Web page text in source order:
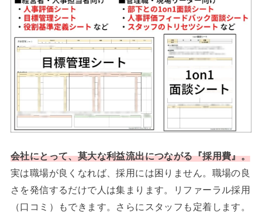
会社にとって、莫大な利益流出につながる『採用費』。
実は職場が良くなれば、採用には困りません。職場の良
さを発信するだけで人は集まります。リファーラル採用
（口コミ）もできます。さらにスタッフも定着します。